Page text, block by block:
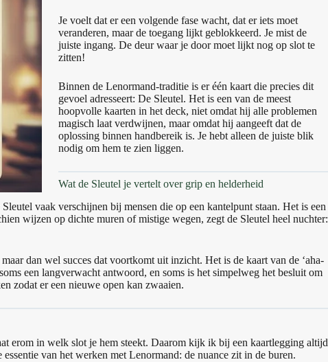
Je voelt dat er een volgende fase wacht, dat er iets moet
veranderen, maar de toegang lijkt geblokkeerd. Je mist de
juiste ingang. De deur waar je door moet lijkt nog op slot te
zitten!
Binnen de Lenormand-traditie is er één kaart die precies dit
gevoel adresseert: De Sleutel. Het is een van de meest
hoopvolle kaarten in het deck, niet omdat hij alle problemen
magisch laat verdwijnen, maar omdat hij aangeeft dat de
oplossing binnen handbereik is. Je hebt alleen de juiste blik
nodig om hem te zien liggen.
Wat de Sleutel je vertelt over grip en helderheid
vaak verschijnen bij mensen die op een kantelpunt staan. Het is een
wijzen op dichte muren of mistige wegen, zegt de Sleutel heel nuchter:
dan wel succes dat voortkomt uit inzicht. Het is de kaart van de ‘aha-
een langverwacht antwoord, en soms is het simpelweg het besluit om
zodat er een nieuwe open kan zwaaien.
erom in welk slot je hem steekt. Daarom kijk ik bij een kaartlegging altijd
van het werken met Lenormand: de nuance zit in de buren.